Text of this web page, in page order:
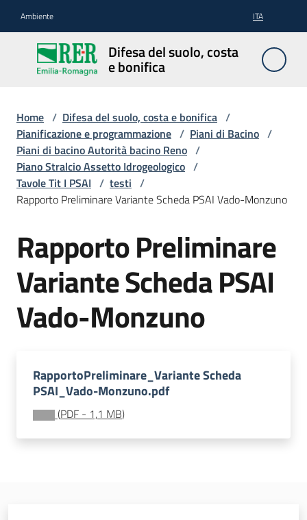
Ambiente ITA
Difesa del suolo, costa
e bonifica
Difesa
del
suolo,
bonifica
Pianificazione
e
programmazione
Documentazione
Comunicazione
Home / Difesa del suolo, costa e bonifica /
Pianificazione e programmazione / Piani di Bacino /
Piani di bacino Autorità bacino Reno /
Piano Stralcio Assetto Idrogeologico /
Tavole Tit I PSAI / testi /
Rapporto Preliminare Variante Scheda PSAI Vado-Monzuno
Rapporto Preliminare
Variante Scheda PSAI
Vado-Monzuno
RapportoPreliminare_Variante Scheda
PSAI_Vado-Monzuno.pdf
(PDF - 1,1 MB)